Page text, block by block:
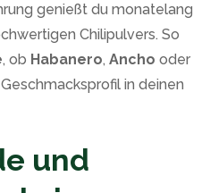
genießt du monatelang
Chilipulvers. So
, ob Habanero, Ancho oder
in deinen
und